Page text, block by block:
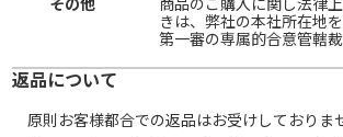
きは、弊社の本社所在地
第一審の専属的合意管轄裁
返品について
原則お客様都合での返品はお受けしておりま